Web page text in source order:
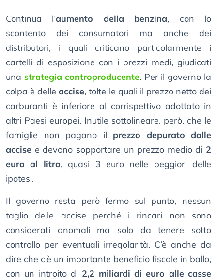
Continua l’aumento della benzina, con lo
scontento dei consumatori ma anche dei
distributori, i quali criticano particolarmente i
cartelli di esposizione con i prezzi medi, giudicati
una strategia controproducente. Per il governo la
colpa è delleaccise, tolte le quali il prezzo netto dei
carburanti è inferiore al corrispettivo adottato in
altri Paesi europei. Inutile sottolineare, però, che le
famiglie non pagano il prezzo depurato dalle
accise e devono sopportare un prezzo medio di 2
euro al litro, quasi 3 euro nelle peggiori delle
ipotesi.
Il governo resta però fermo sul punto, nessun
taglio delle accise perché i rincari non sono
considerati anomali ma solo da tenere sotto
controllo per eventuali irregolarità. C’è anche da
dire che c’è un importante beneficio fiscale in ballo,
con un introito di 2,2 miliardi di euro alle casse